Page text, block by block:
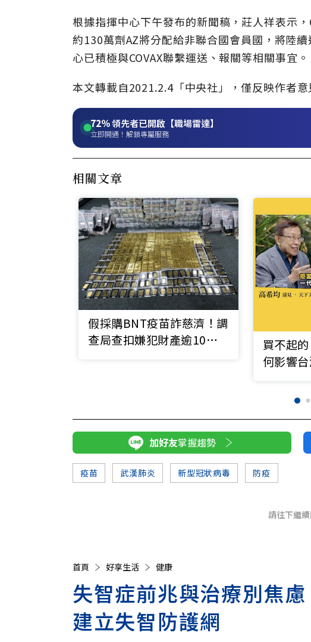
根據指揮中心下午發布的新聞稿，莊人祥表示
約130萬劑AZ將分配給非聯合國會員國，將陸
心已積極與COVAX聯繫運送、報關等相關事宜。
本文轉載自2021.2.4「中央社」，僅反映作者意
72%領先者已開啟【職場雷達】
立即開通！解鎖專屬服務
相關文章
假採購BNT疫苗詐慈濟！調
查局查扣嫌犯財產逾10億
買不起
何影響
加好友掌握趨勢
疫苗 武漢肺炎 新型冠狀病毒 防疫
請往下繼
首頁 好享生活 健康
失智症前兆與治療別焦
建立失智防護網